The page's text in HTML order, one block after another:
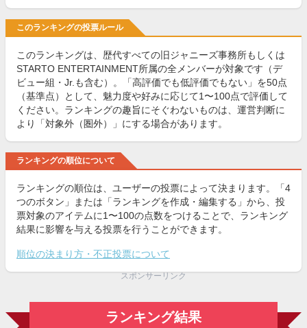
このランキングの投票ルール
このランキングは、歴代すべての旧ジャニーズ事務所もしくは
STARTO ENTERTAINMENT所属の全メンバーが対象です（デ
ビュー組・Jr.も含む）。「高評価でも低評価でもない」を50点
（基準点）として、魅力度や好みに応じて1〜100点で評価して
ください。ランキングの趣旨にそぐわないものは、運営判断に
より「対象外（圏外）」にする場合があります。
ランキングの順位について
ランキングの順位は、ユーザーの投票によって決まります。「4
つのボタン」または「ランキングを作成・編集する」から、投
票対象のアイテムに1〜100の点数をつけることで、ランキング
結果に影響を与える投票を行うことができます。
順位の決まり方・不正投票について
スポンサーリンク
ランキング結果